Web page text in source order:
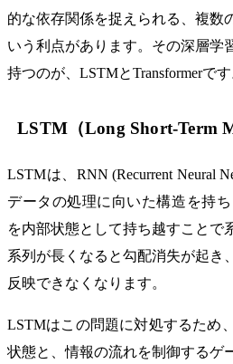
的な依存関係を捉えられる、複数
いう利点があります。その深層学
持つのが、LSTMとTransformerです
LSTM（Long Short-Term
LSTMは、RNN (Recurrent Neural
データの処理に向いた構造を持
を内部状態として持ち越すことで
系列が長くなると勾配消失が起き
反映できなくなります。
LSTMはこの問題に対処するため
状態と、情報の流れを制御するゲ